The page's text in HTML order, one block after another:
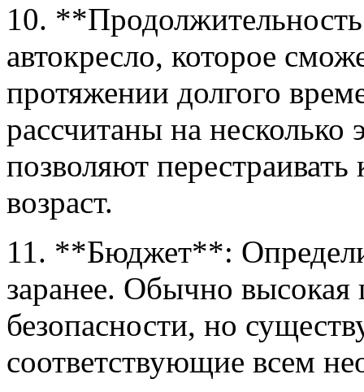
10.
автокресло, которое
протяжении долгого
рассчитаны на несколько
позволяют
возраст.
11. **Бюджет**:
заранее. Обычно высокая
безопасности, но
соответствующие всем